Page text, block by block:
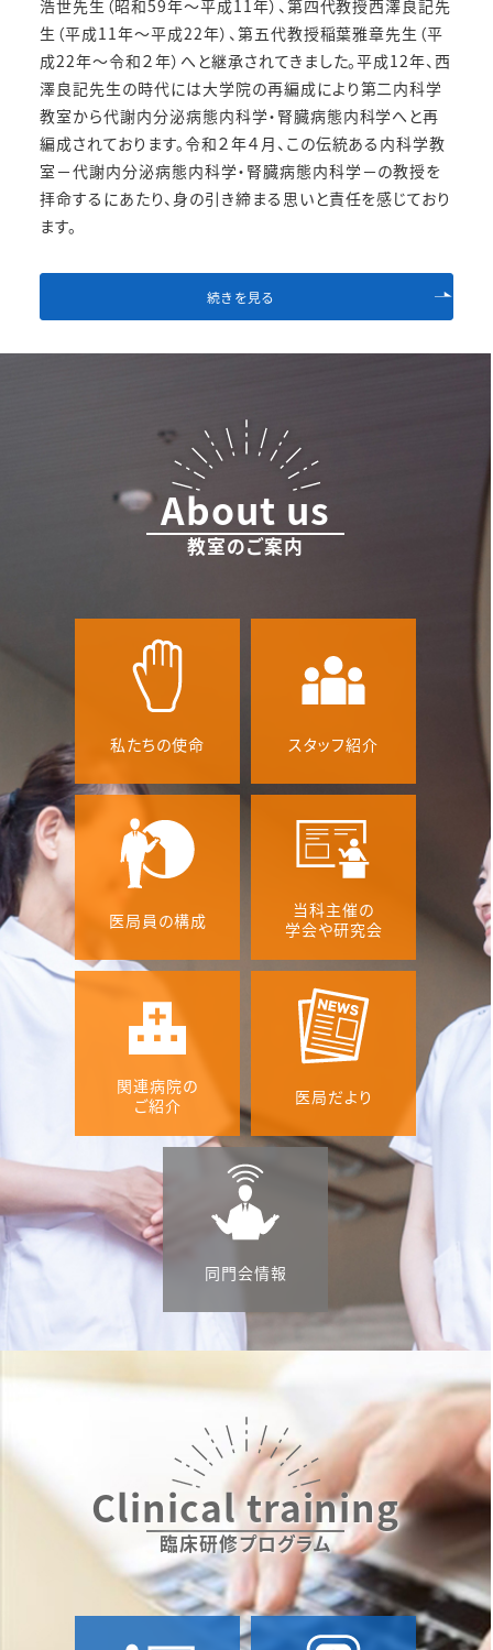
第55回日本腎臓学会西部学術大会に参加しまし
た。
2025年10月22日
Information
医局だよりのページを更新しました。
2025年7月30日
医局だより、論文掲載情報一覧のページを更新し
ました。
庄司哲雄（特任教授）らの論文「Estimated T50 c
alciprotein crystallization test in patients
undergoing hemodialysis: Osaka Dialysis
Complication Study (ODCS)」が Clinical and
Experimental Nephrology 誌に掲載されまし
2025年7月30日
ENDO 2025に参加しました。
2025年7月30日
森克仁先生が近畿大学奈良病院 内分泌・代謝・糖
尿病内科の臨床教授にご就任されました
2025年7月11日
Information
スタッフ紹介、医局だよりのページを更新しまし
た。
2025年7月11日
NEWS
第57回日本動脈硬化学会総会・学術集会に参加
NEWS
2025年6月27日（金）〜29日（日）に大阪国際会
議場で開催された「第70回日本透析医学会学術
集会・総会」に参加しました
NEWS
第85回米国糖尿病学会に参加しました
Publications
藏城雅文（講師）らの論文 Association of hepat
ic steatosis with increased plasma xanthin
e oxidoreductase activity: MedCity21 healt
h examination registryがMetabolism Open
誌に掲載されました。
浩世先生（昭和59年～平成11年）、第四代教授西澤良記先
生（平成11年～平成22年）、第五代教授稲葉雅章先生（平
成22年～令和２年）へと継承されてきました。平成12年、西
澤良記先生の時代には大学院の再編成により第二内科学
教室から代謝内分泌病態内科学・腎臓病態内科学へと再
編成されております。令和２年４月、この伝統ある内科学教
室－代謝内分泌病態内科学・腎臓病態内科学－の教授を
拝命するにあたり、身の引き締まる思いと責任を感じており
ます。
続きを見る
About us
教室のご案内
私たちの使命 スタッフ紹介
医局員の構成
当科主催の
学会や研究会
関連病院の
ご紹介
医局だより
同門会情報
Clinical training
臨床研修プログラム